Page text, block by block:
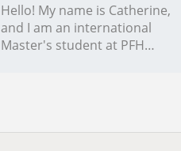
Hello! My name is Catherine,
and I am an international
Master's student at PFH